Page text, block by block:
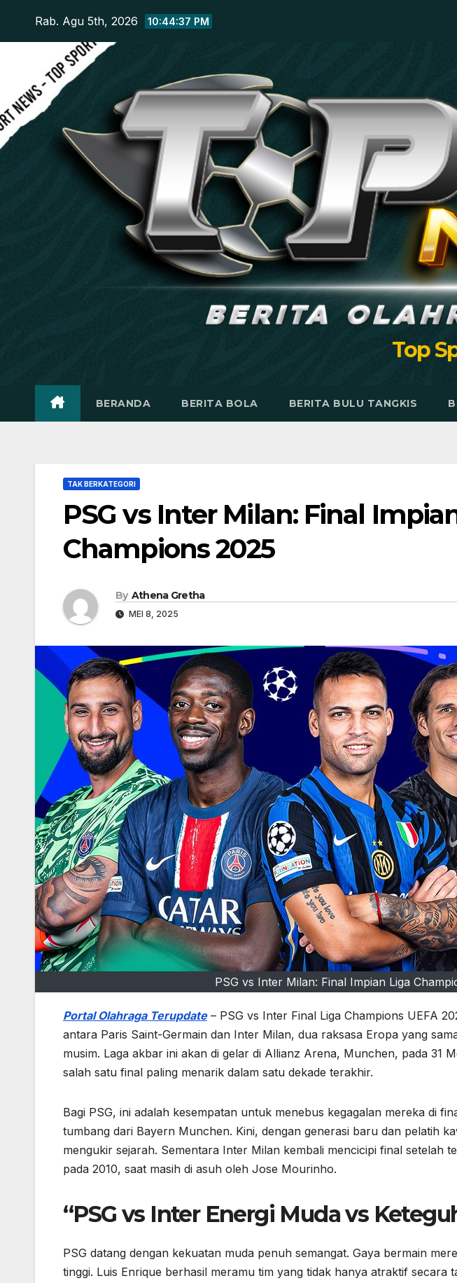
Rab. Agu 5th, 2026 10:44:38 PM
Top
BERANDA BERITA BOLA BERITA BULU TANGKIS
TAK BERKATEGORI
PSG vs Inter Milan: Final
Champions 2025
By Athena Gretha
MEI 8, 2025
PSG vs Inter Milan: Final Impian Liga
Portal Olahraga Terupdate– PSG vs Inter Final Liga Champions UEFA
antara Paris Saint-Germain dan Inter Milan, dua raksasa Eropa yang
musim. Laga akbar ini akan di gelar di Allianz Arena, Munchen, pada 31
salah satu final paling menarik dalam satu dekade terakhir.
Bagi PSG, ini adalah kesempatan untuk menebus kegagalan mereka di
tumbang dari Bayern Munchen. Kini, dengan generasi baru dan pelatih
mengukir sejarah. Sementara Inter Milan kembali mencicipi final setelah
pada 2010, saat masih di asuh oleh Jose Mourinho.
“PSG vs Inter Energi Muda vs
PSG datang dengan kekuatan muda penuh semangat. Gaya bermain
tinggi. Luis Enrique berhasil meramu tim yang tidak hanya atraktif secara